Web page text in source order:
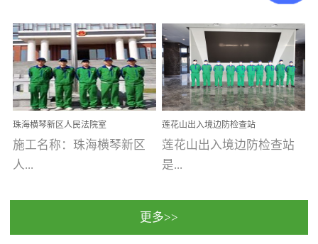
求。资质优势团队优势分
支优势优吸环保是一棵正
茁壮成长的树，只要我们
人人都爱护她、珍惜她、
她将越来越枝繁叶茂，终
将会成为一棵参天大树！
优吸环保截止2020年拥有
全国600家网点分支机构。
【东莞美豪雅致酒店】室
内空气治理项目东莞美豪
雅致酒店 东莞美豪雅
致酒店是为中高端人士...
学广州校区室内空气治
理 工程案例地址：广
州南沙区·香港科技大学(广
州)校区 工程案...
珠海横琴新区人民法院室
内除甲醛空气治理项目
施工名称：珠海横琴新区
人...
民法院室内除甲醛空气治
莲花山出入境边防检查站
室内除甲醛空气治理项目
莲花山出入境边防检查站
是...
国家通过设在对外开放口
更多>>